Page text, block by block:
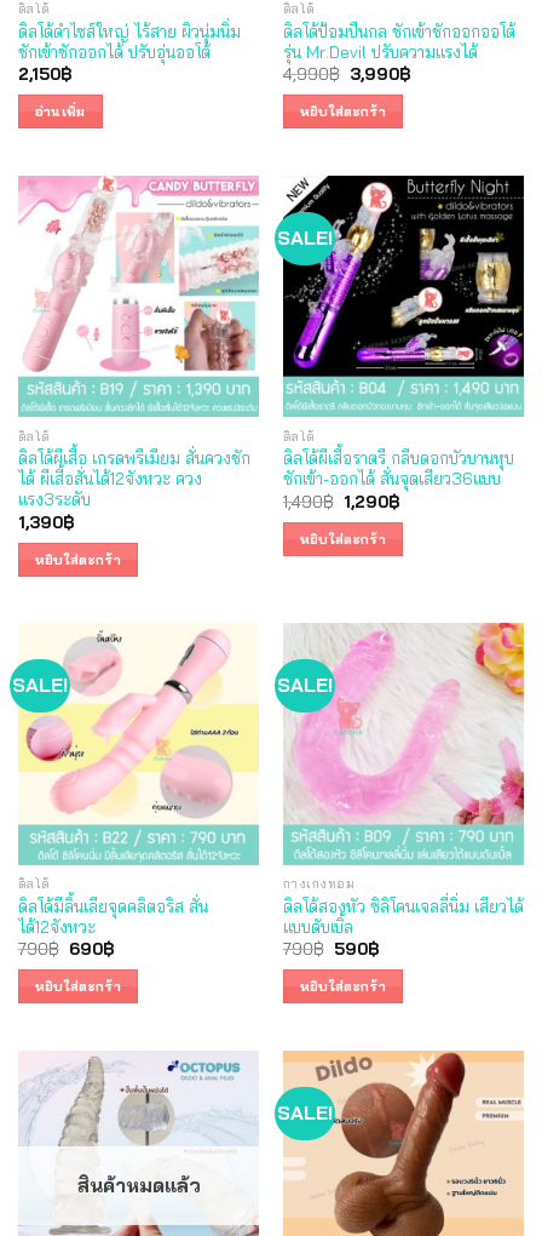
ดิลโด้
ดิลโด้ดำไซส์ใหญ่ ไร้สาย ผิวนุ่มนิ่ม
ชักเข้าชักออกได้ ปรับอุ่นออโต้
2,150฿
อ่านเพิ่ม
ดิลโด้
ดิลโด้ป้อมปืนกล ชักเข้าชักออกออโต้
รุ่น Mr.Devil ปรับความแรงได้
4,990฿ Original
price
was:
4,990฿.
3,990฿Current
หยิบใส่ตะกร้า
ดิลโด้
ดิลโด้ผีเสื้อ เกรดพรีเมียม สั่นควงชัก
ได้ ผีเสื้อสั่นได้12จังหวะ ควง
แรง3ระดับ
1,390฿
หยิบใส่ตะกร้า
SALE!
ดิลโด้
ดิลโด้ผีเสื้อราตรี กลีบดอกบัวบานหุบ
ชักเข้า-ออกได้ สั่นจุดเสียว36แบบ
1,490฿ Original
price
was:
1,490฿.
1,290฿Current
หยิบใส่ตะกร้า
SALE!
ดิลโด้
ดิลโด้มีลิ้นเลียจุดคลิตอริส สั่น
ได้12จังหวะ
790฿ Original
was:
790฿.
690฿Current
690฿.
หยิบใส่ตะกร้า
SALE!
กางเกงทอม
ดิลโด้สองหัว ซิลิโคนเจลลี่นิ่ม เสียวได้
แบบดับเบิ้ล
790฿ Original
was:
790฿.
590฿Current
590฿.
หยิบใส่ตะกร้า
สินค้าหมดแล้ว
SALE!